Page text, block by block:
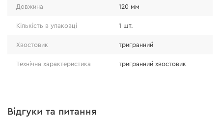
швидке виведення пилу.
Довжина 120 мм
Кількість в упаковці 1 шт.
Хвостовик тригранний
Технічна характеристика тригранний хвостовик
Відгуки та питання